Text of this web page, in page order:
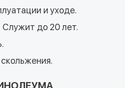
и уходе.
Служит до 20 лет.